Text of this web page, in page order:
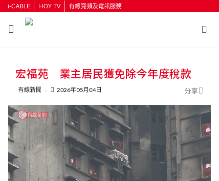
i-CABLE HOY TV 有線寬頻及電訊服務
按輸入鍵開始搜尋
宏福苑｜業主居民獲免除今年度稅款
有線新聞 2026年05月04日 分享